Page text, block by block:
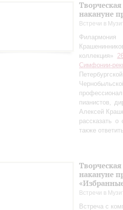
накануне
Встречи в
коллекция»
Симфонии-
пианистов,
Алексей
рассказать
также
накануне
Встречи в
Встреча с